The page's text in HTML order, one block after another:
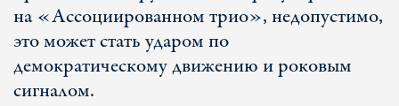
на «Ассоциированном трио», недопустимо,
это может стать ударом по
демократическому движению и роковым
сигналом.